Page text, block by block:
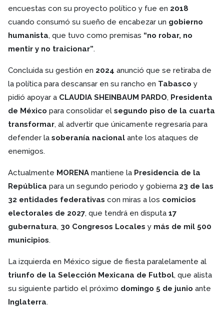
encuestas con su proyecto político y fue en 2018
cuando consumó su sueño de encabezar un gobierno
humanista, que tuvo como premisas “no robar, no
mentir y no traicionar”.
Concluida su gestión en 2024 anunció que se retiraba de
la política para descansar en su rancho en Tabasco y
pidió apoyar a CLAUDIA SHEINBAUM PARDO, Presidenta
de México para consolidar el segundo piso de la cuarta
transformar, al advertir que únicamente regresaría para
defender la soberanía nacional ante los ataques de
enemigos.
Actualmente MORENA mantiene la Presidencia de la
República para un segundo periodo y gobierna 23 de las
32 entidades federativas con miras a los comicios
electorales de 2027, que tendrá en disputa 17
gubernatura, 30 Congresos Locales y más de mil 500
municipios.
La izquierda en México sigue de fiesta paralelamente al
triunfo de la Selección Mexicana de Futbol, que alista
su siguiente partido el próximo domingo 5 de junio ante
Inglaterra.